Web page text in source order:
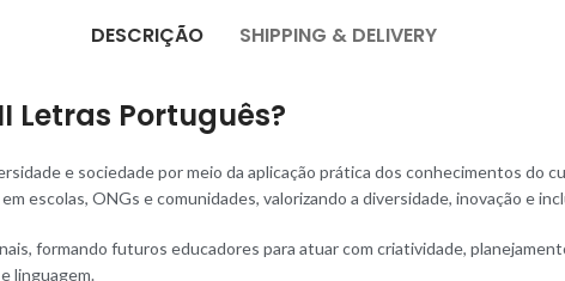
DESCRIÇÃO SHIPPING & DELIVERY
Letras Português?
e sociedade por meio da aplicação prática dos conhecimentos do
escolas, ONGs e comunidades, valorizando a diversidade, inovação e
formando futuros educadores para atuar com criatividade,
linguagem.